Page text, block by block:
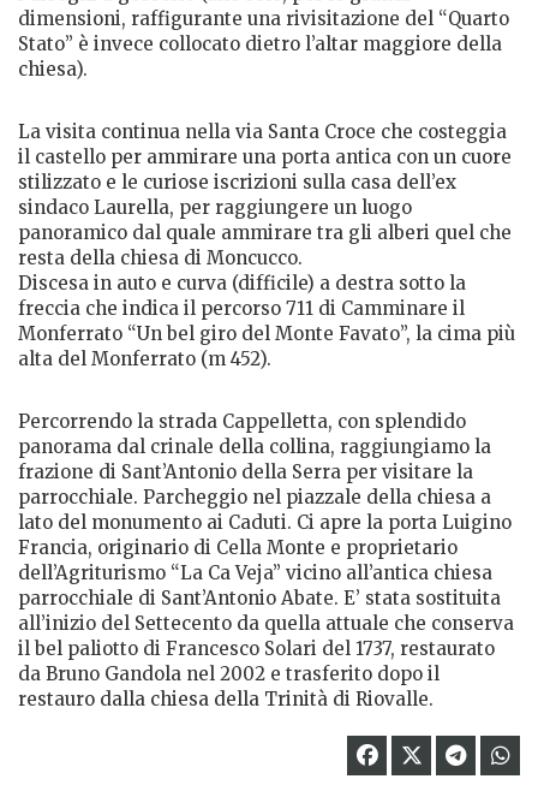
dimensioni, raffigurante una rivisitazione del “Quarto
Stato” è invece collocato dietro l’altar maggiore della
chiesa).
La visita continua nella via Santa Croce che costeggia
il castello per ammirare una porta antica con un cuore
stilizzato e le curiose iscrizioni sulla casa dell’ex
sindaco Laurella, per raggiungere un luogo
panoramico dal quale ammirare tra gli alberi quel che
resta della chiesa di Moncucco.
Discesa in auto e curva (difficile) a destra sotto la
freccia che indica il percorso 711 di Camminare il
Monferrato “Un bel giro del Monte Favato”, la cima più
alta del Monferrato (m 452).
Percorrendo la strada Cappelletta, con splendido
panorama dal crinale della collina, raggiungiamo la
frazione di Sant’Antonio della Serra per visitare la
parrocchiale. Parcheggio nel piazzale della chiesa a
lato del monumento ai Caduti. Ci apre la porta Luigino
Francia, originario di Cella Monte e proprietario
dell’Agriturismo “La Ca Veja” vicino all’antica chiesa
parrocchiale di Sant’Antonio Abate. E’ stata sostituita
all’inizio del Settecento da quella attuale che conserva
il bel paliotto di Francesco Solari del 1737, restaurato
da Bruno Gandola nel 2002 e trasferito dopo il
restauro dalla chiesa della Trinità di Riovalle.